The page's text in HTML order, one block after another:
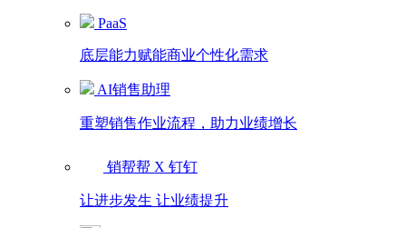
PaaS
底层能力赋能商业个性化需求
AI销售助理
重塑销售作业流程，助力业绩增长
销帮帮 X 钉钉
让进步发生 让业绩提升